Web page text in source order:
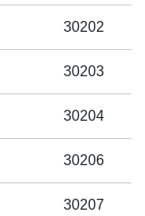
30202
30203
30204
30206
30207